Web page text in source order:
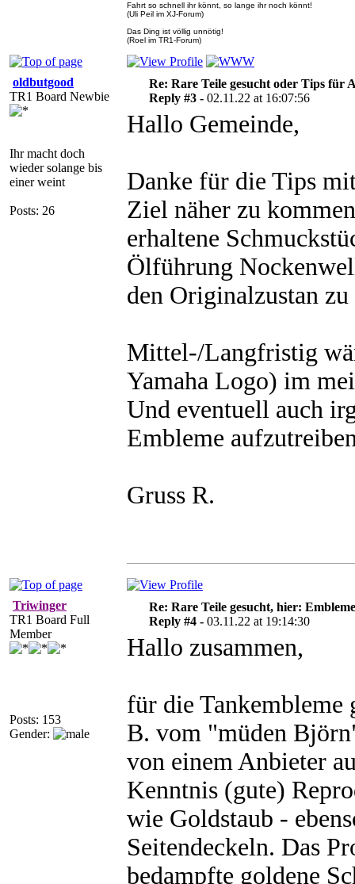
Fahrt so schnell ihr könnt, so lange ihr noch könnt!
(Uli Peil im XJ-Forum)
Das Ding ist völlig unnötig!
(Roel im TR1-Forum)
oldbutgood
TR1 Board Newbie
Ihr macht doch
wieder solange bis
einer weint
Posts: 26
Re: Rare Teile gesucht oder Tips für
Reply #3 - 02.11.22 at 16:07:56
Hallo Gemeinde,
Danke für die Tips
Ziel näher zu
erhaltene
Ölführung
den Originalzustan zu
Mittel-/Langfristig
Yamaha Logo) im
Und eventuell auch
Embleme
Gruss R.
Triwinger
TR1 Board Full
Member
Posts: 153
Gender:
Re: Rare Teile gesucht, hier: Embleme
Reply #4 - 03.11.22 at 19:14:30
Hallo zusammen,
für die Tankembleme
B. vom "müden
von einem Anbieter
Kenntnis (gute)
wie Goldstaub -
Seitendeckeln. Das
bedampfte goldene